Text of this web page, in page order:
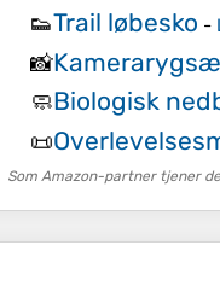
👟Trail løbesko -
📸
🧼Biologisk
📜
Som Amazon-partner tjener